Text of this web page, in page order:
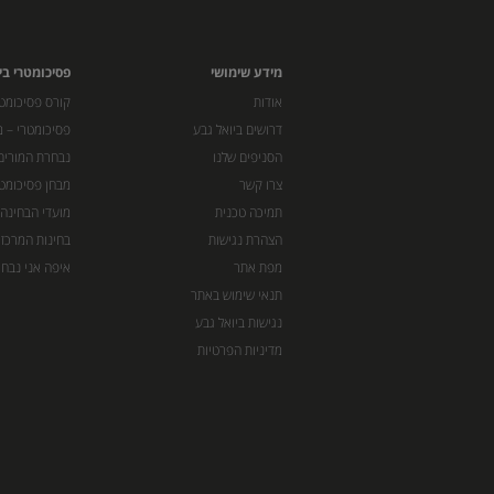
מידע שימושי
אודות
דרושים ביואל גבע
הסניפים שלנו
צרו קשר
תמיכה טכנית
הצהרת נגישות
מפת אתר
תנאי שימוש באתר
נגישות ביואל גבע
מדיניות הפרטיות
פסיכומטרי
קורס
פסיכומטרי –
נבחרת
מבחן
מועדי
בחינות
איפה אני